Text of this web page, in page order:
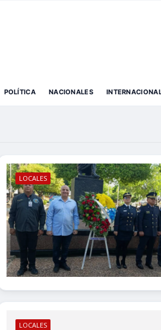
POLÍTICA NACIONALES
LOCALES
LOCALES